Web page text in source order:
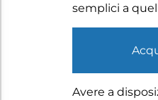
semplici a
Avere a